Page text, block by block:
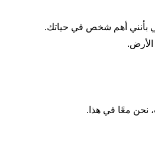
بأنني أهم شخص في حياتك.
الأرض.
نحن معًا في هذا.